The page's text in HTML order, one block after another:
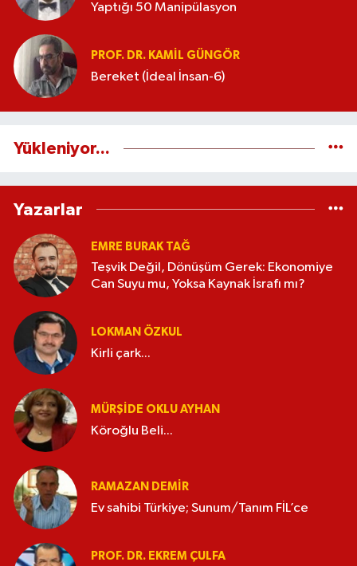
Yaptığı 50 Manipülasyon
PROF. DR. KAMIL GÜNGÖR
Bereket (İdeal İnsan-6)
Yükleniyor...
Yazarlar
EMRE BURAK TAĞ
Teşvik Değil, Dönüşüm Gerek: Ekonomiye
Can Suyu mu, Yoksa Kaynak İsrafı mı?
LOKMAN ÖZKUL
Kirli çark...
MÜRŞIDE OKLU AYHAN
Köroğlu Beli...
RAMAZAN DEMİR
Ev sahibi Türkiye; Sunum/Tanım FİL’ce
PROF. DR. EKREM ÇULFA